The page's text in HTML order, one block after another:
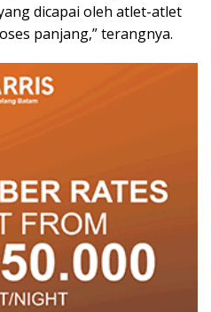
dicapai oleh atlet-atlet
panjang,” terangnya.